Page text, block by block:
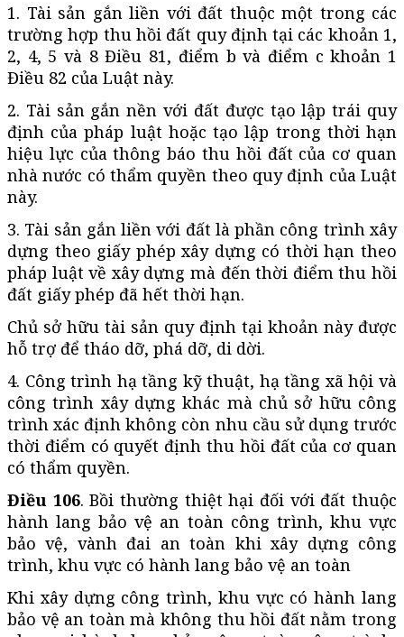
1. Tài sản gắn liền với đất thuộc một trong các
trường hợp thu hồi đất quy định tại các khoản 1,
2, 4, 5 và 8 Điều 81, điểm b và điểm c khoản 1
Điều 82 của Luật này.
2. Tài sản gắn nền với đất được tạo lập trái quy
định của pháp luật hoặc tạo lập trong thời hạn
hiệu lực của thông báo thu hồi đất của cơ quan
nhà nước có thẩm quyền theo quy định của Luật
này.
3. Tài sản gắn liền với đất là phần công trình xây
dựng theo giấy phép xây dựng có thời hạn theo
pháp luật về xây dựng mà đến thời điểm thu hồi
đất giấy phép đã hết thời hạn.
Chủ sở hữu tài sản quy định tại khoản này được
hỗ trợ để tháo dỡ, phá dỡ, di dời.
4. Công trình hạ tầng kỹ thuật, hạ tầng xã hội và
công trình xây dựng khác mà chủ sở hữu công
trình xác định không còn nhu cầu sử dụng trước
thời điểm có quyết định thu hồi đất của cơ quan
có thẩm quyền.
Điều 106. Bồi thường thiệt hại đối với đất thuộc
hành lang bảo vệ an toàn công trình, khu vực
bảo vệ, vành đai an toàn khi xây dựng công
trình, khu vực có hành lang bảo vệ an toàn
Khi xây dựng công trình, khu vực có hành lang
bảo vệ an toàn mà không thu hồi đất nằm trong